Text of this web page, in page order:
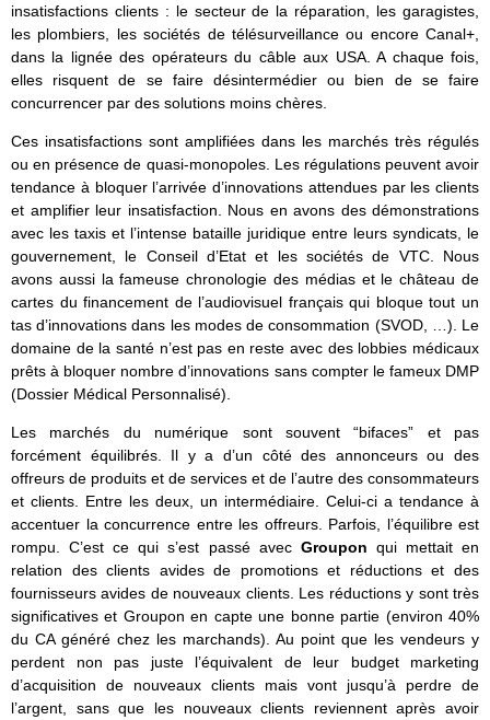
insatisfactions clients : le secteur de la réparation, les garagistes,
les plombiers, les sociétés de télésurveillance ou encore Canal+,
dans la lignée des opérateurs du câble aux USA. A chaque fois,
elles risquent de se faire désintermédier ou bien de se faire
concurrencer par des solutions moins chères.
Ces insatisfactions sont amplifiées dans les marchés très régulés
ou en présence de quasi-monopoles. Les régulations peuvent avoir
tendance à bloquer l’arrivée d’innovations attendues par les clients
et amplifier leur insatisfaction. Nous en avons des démonstrations
avec les taxis et l’intense bataille juridique entre leurs syndicats, le
gouvernement, le Conseil d’Etat et les sociétés de VTC. Nous
avons aussi la fameuse chronologie des médias et le château de
cartes du financement de l’audiovisuel français qui bloque tout un
tas d’innovations dans les modes de consommation (SVOD, …). Le
domaine de la santé n’est pas en reste avec des lobbies médicaux
prêts à bloquer nombre d’innovations sans compter le fameux DMP
(Dossier Médical Personnalisé).
Les marchés du numérique sont souvent “bifaces” et pas
forcément équilibrés. Il y a d’un côté des annonceurs ou des
offreurs de produits et de services et de l’autre des consommateurs
et clients. Entre les deux, un intermédiaire. Celui-ci a tendance à
accentuer la concurrence entre les offreurs. Parfois, l’équilibre est
rompu. C’est ce qui s’est passé avec Groupon qui mettait en
relation des clients avides de promotions et réductions et des
fournisseurs avides de nouveaux clients. Les réductions y sont très
significatives et Groupon en capte une bonne partie (environ 40%
du CA généré chez les marchands). Au point que les vendeurs y
perdent non pas juste l’équivalent de leur budget marketing
d’acquisition de nouveaux clients mais vont jusqu’à perdre de
l’argent, sans que les nouveaux clients reviennent après avoir